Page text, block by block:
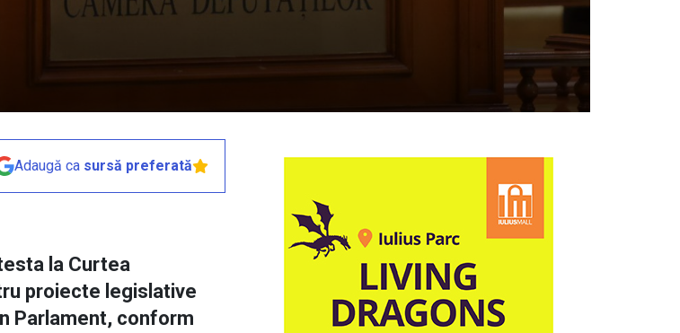
Adaugă ca sursă preferată
la Curtea
proiecte legislative
Parlament, conform